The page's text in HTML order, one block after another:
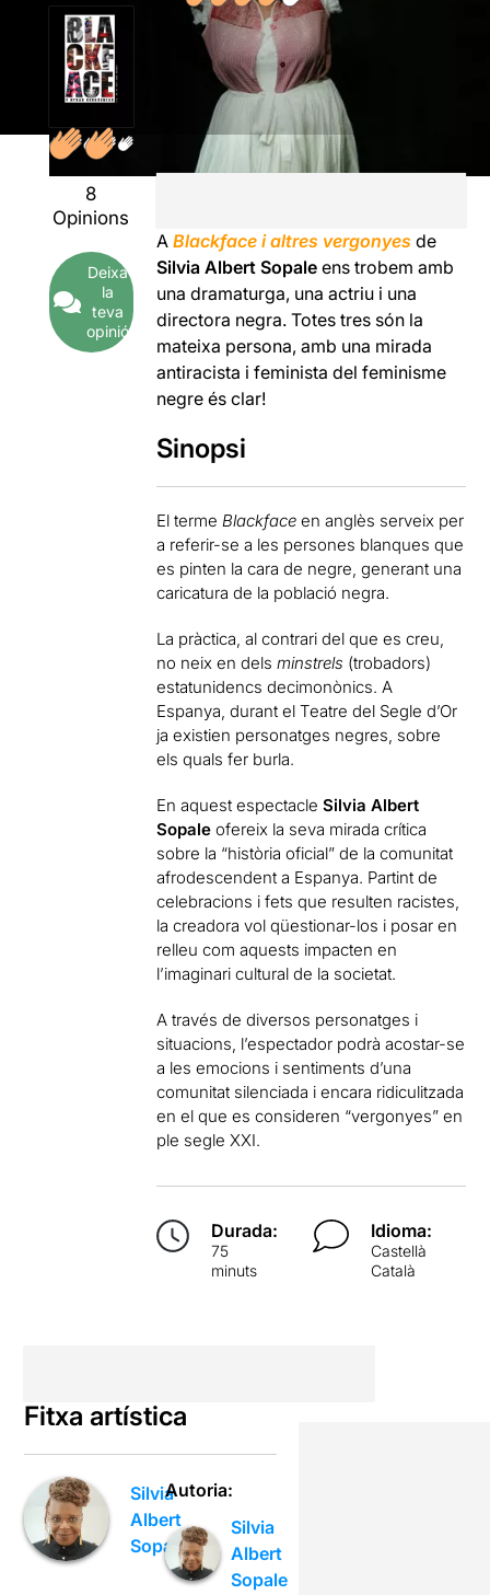
8
Opinions
Deixa
la
teva
opinió
ABlackface i altres vergonyes de
Silvia Albert Sopaleens trobem amb
una dramaturga, una actriu i una
directora negra. Totes tres són la
mateixa persona, amb una mirada
antiracista i feminista del feminisme
negre és clar!
Sinopsi
El termeBlackface en anglès serveix per
a referir-se a les persones blanques que
es pinten la cara de negre, generant una
caricatura de la població negra.
La pràctica, al contrari del que es creu,
no neix en delsminstrels (trobadors)
estatunidencs decimonònics. A
Espanya, durant el Teatre del Segle d’Or
ja existien personatges negres, sobre
els quals fer burla.
En aquest espectacleSilvia Albert
Sopale ofereix la seva mirada crítica
sobre la “història oficial” de la comunitat
afrodescendent a Espanya. Partint de
celebracions i fets que resulten racistes,
la creadora vol qüestionar-los i posar en
relleu com aquests impacten en
l’imaginari cultural de la societat.
A través de diversos personatges i
situacions, l’espectador podrà acostar-se
a les emocions i sentiments d’una
comunitat silenciada i encara ridiculitzada
en el que es consideren “vergonyes” en
ple segle XXI.
Durada:
75
minuts
Idioma:
Castellà
Català
Fitxa artística
Silvia
Albert
Sopale
Autoria:
Silvia
Albert
Sopale